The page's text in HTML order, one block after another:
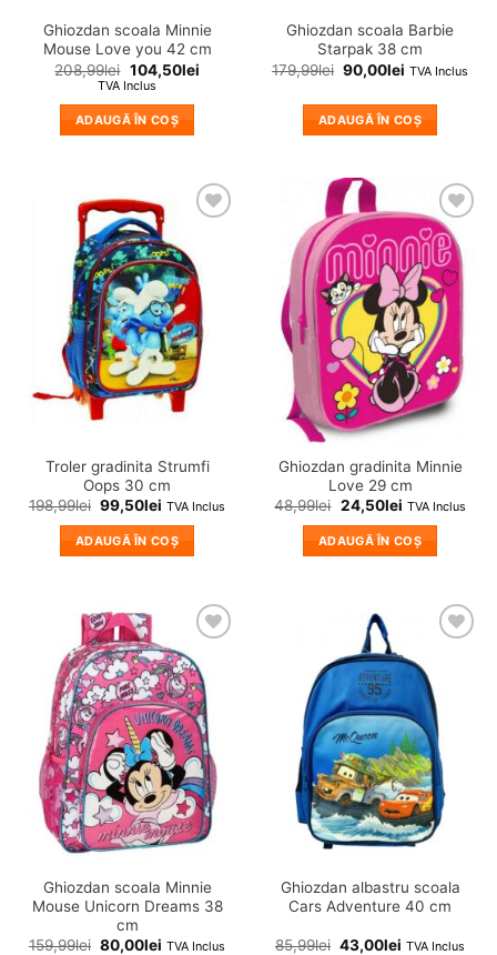
Ghiozdan scoala Minnie
Mouse Love you 42 cm
208,99lei 104,50lei
TVA Inclus
ADAUGĂ ÎN COȘ
Ghiozdan scoala Barbie
Starpak 38 cm
179,99lei 90,00lei TVA Inclus
ADAUGĂ ÎN COȘ
Adauga
wishlist!
Troler gradinita Strumfi
Oops 30 cm
198,99lei 99,50lei TVA Inclus
ADAUGĂ ÎN COȘ
❤
Adauga
in
wishlist!
Ghiozdan gradinita Minnie
Love 29 cm
48,99lei 24,50lei TVA Inclus
ADAUGĂ ÎN COȘ
Adauga
in
wishlist!
Ghiozdan scoala Minnie
Mouse Unicorn Dreams 38
cm
159,99lei 80,00lei TVA Inclus
Adauga
wishlist!
Ghiozdan albastru scoala
Cars Adventure 40 cm
85,99lei 43,00lei TVA Inclus